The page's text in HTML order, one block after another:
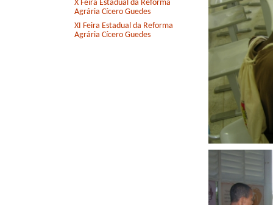
X Feira Estadual da Reforma
Agrária Cícero Guedes
XI Feira Estadual da Reforma
Agrária Cícero Guedes